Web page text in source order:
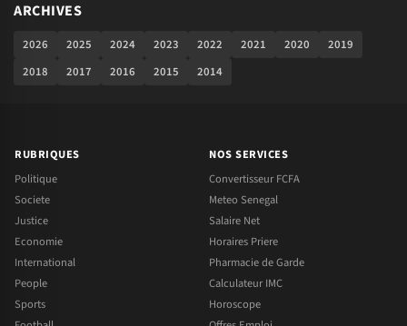
ARCHIVES
2026 2025 2024 2023 2022 2021 2020
2019
2018
2017 2016 2015 2014
RUBRIQUES
Politique
Societe
Justice
Economie
International
People
Sports
NOS SERVICES
Convertisseur FCFA
Meteo Senegal
Salaire Net
Horaires Priere
Pharmacie de Garde
Calculateur IMC
Horoscope